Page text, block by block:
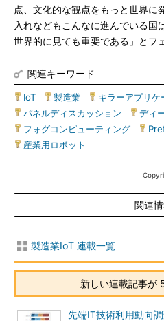
点、文化的な観点をもっと世界に
入れなどもこんなに進んでいる国
世界的に見ても重要である」とフ
関連キーワード
IoT 製造業 キラーアプリケ
パネルディスカッション
ディ
フォグコンピューティング
産業用ロボット
関連
製造業IoT 連載一覧
新しい連載記事が
先端IT技術利用動向